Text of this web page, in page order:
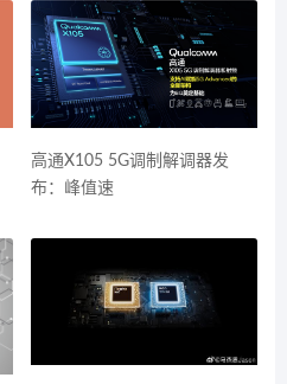
高通X105 5G调制解调器发
布：峰值速